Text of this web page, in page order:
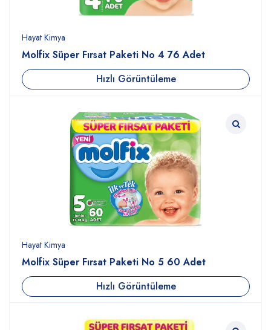
Hayat Kimya
Molfix Süper Fırsat Paketi No 4 76 Adet
Hızlı Görüntüleme
Hayat Kimya
Molfix Süper Fırsat Paketi No 5 60 Adet
Hızlı Görüntüleme